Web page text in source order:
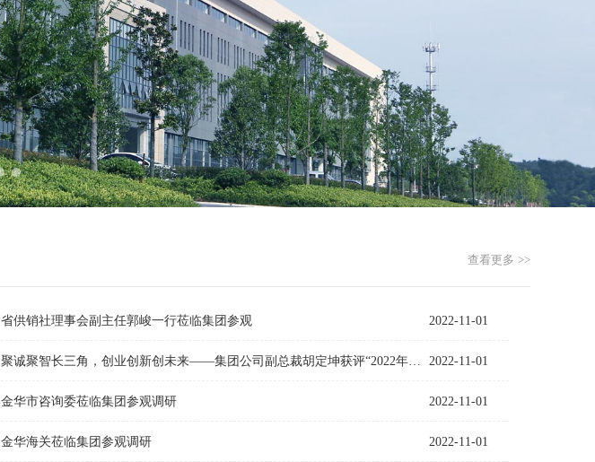
查看更多 >>
省供销社理事会副主任郭峻一行莅临集团参观 2022-11-01
聚诚聚智长三角，创业创新创未来——集团公司副总裁胡定坤获评“2022年度长三角G60科创走廊青年创新先
2022-11-01
金华市咨询委莅临集团参观调研 2022-11-01
金华海关莅临集团参观调研 2022-11-01